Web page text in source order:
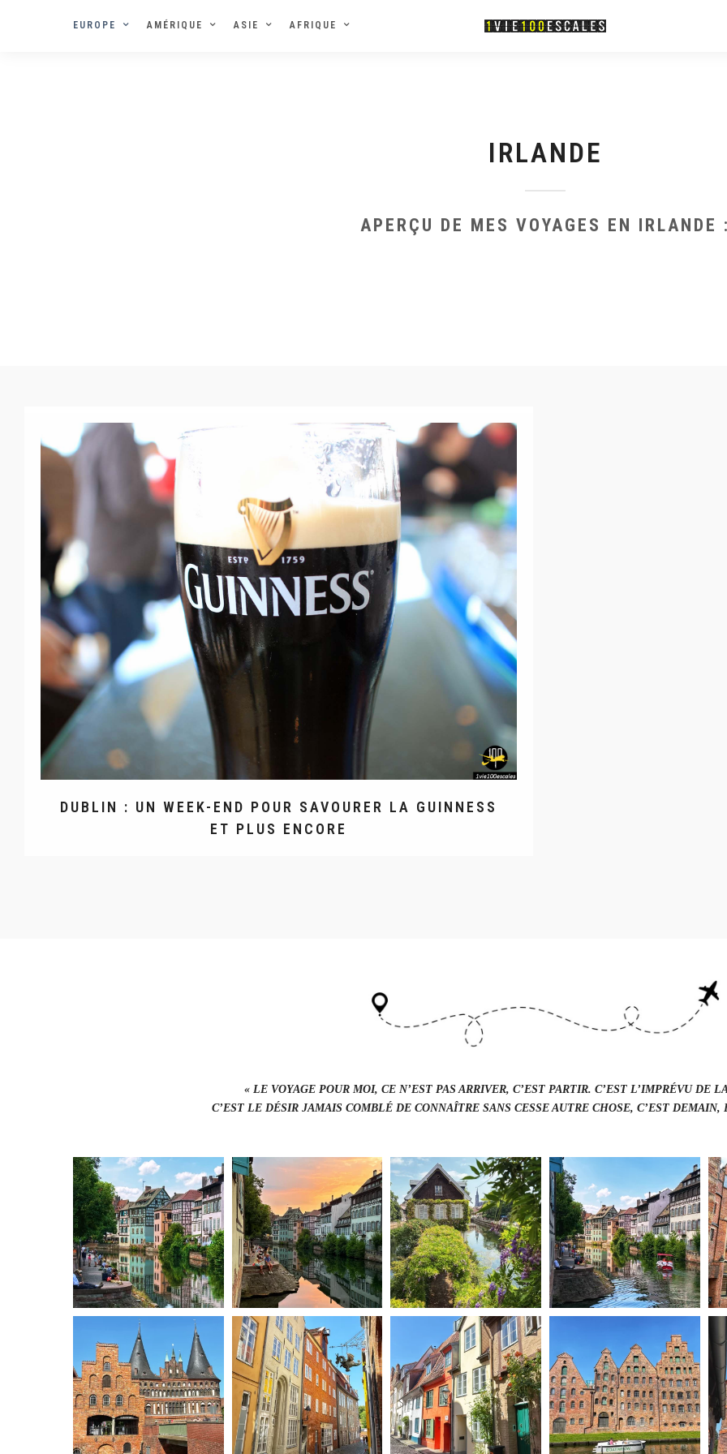
EUROPE AMÉRIQUE ASIE AFRIQUE
IRLANDE
APERÇU DE MES VOYAGES EN IRLANDE :
DUBLIN : UN WEEK-END POUR SAVOURER LA GUINNESS
ET PLUS ENCORE
« LE VOYAGE POUR MOI, CE N’EST PAS ARRIVER, C’EST PARTIR. C’EST L’IMPRÉVU DE
C’EST LE DÉSIR JAMAIS COMBLÉ DE CONNAÎTRE SANS CESSE AUTRE CHOSE, C’EST